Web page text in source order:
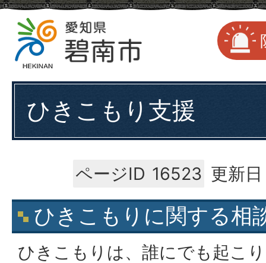
ひきこもり支援
ページID 16523 更新
ひきこもりに関する相
ひきこもりは、誰にでも起こ